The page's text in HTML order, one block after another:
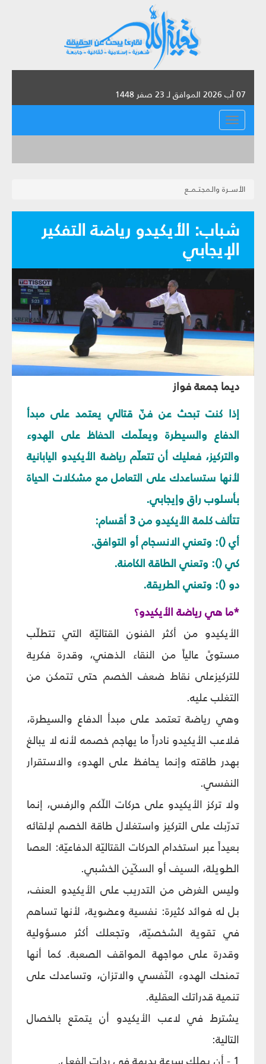
07 آب 2026 الموافق لـ 23 صفر 1448
القائمة
الأســرة والـمجتــمــع
شباب: الأيكيدو رياضة التفكير
الإيجابي
ديما جمعة فواز
إذا كنت تبحث عن فنّ قتالي يعتمد على مبدأ
الدفاع والسيطرة ويعلّمك الحفاظ على الهدوء
والتركيز، فعليك أن تتعلّم رياضة الأيكيدو اليابانية
لأنها ستساعدك على التعامل مع مشكلات الحياة
بأسلوب راق وإيجابي.
تتألف كلمة الأيكيدو من 3 أقسام:
أي (): وتعني الانسجام أو التوافق.
كي (): وتعني الطاقة الكامنة.
دو (): وتعني الطريقة.
*ما هي رياضة الأيكيدو؟
الأيكيدو من أكثر الفنون القتاليّة التي تتطلّب
مستوىً عالياً من النقاء الذهني، وقدرة فكرية
للتركيزعلى نقاط ضعف الخصم حتى تتمكن من
التغلب عليه.
وهي رياضة تعتمد على مبدأ الدفاع والسيطرة،
فلاعب الأيكيدو نادراً ما يهاجم خصمه لأنه لا يبالغ
بهدر طاقته وإنما يحافظ على الهدوء والاستقرار
النفسي.
ولا تركز الأيكيدو على حركات اللّكم والرفس، إنما
تدرّبك على التركيز واستغلال طاقة الخصم لإلقائه
بعيداً عبر استخدام الحركات القتاليّة الدفاعيّة: العصا
الطويلة، السيف أو السكّين الخشبي.
وليس الغرض من التدريب على الأيكيدو العنف،
بل له فوائد كثيرة: نفسية وعضوية، لأنها تساهم
في تقوية الشخصيّة، وتجعلك أكثر مسؤولية
وقدرة على مواجهة المواقف الصعبة. كما أنها
تمنحك الهدوء النّفسي والاتزان، وتساعدك على
تنمية قدراتك العقلية.
يشترط في لاعب الأيكيدو أن يتمتع بالخصال
التالية: